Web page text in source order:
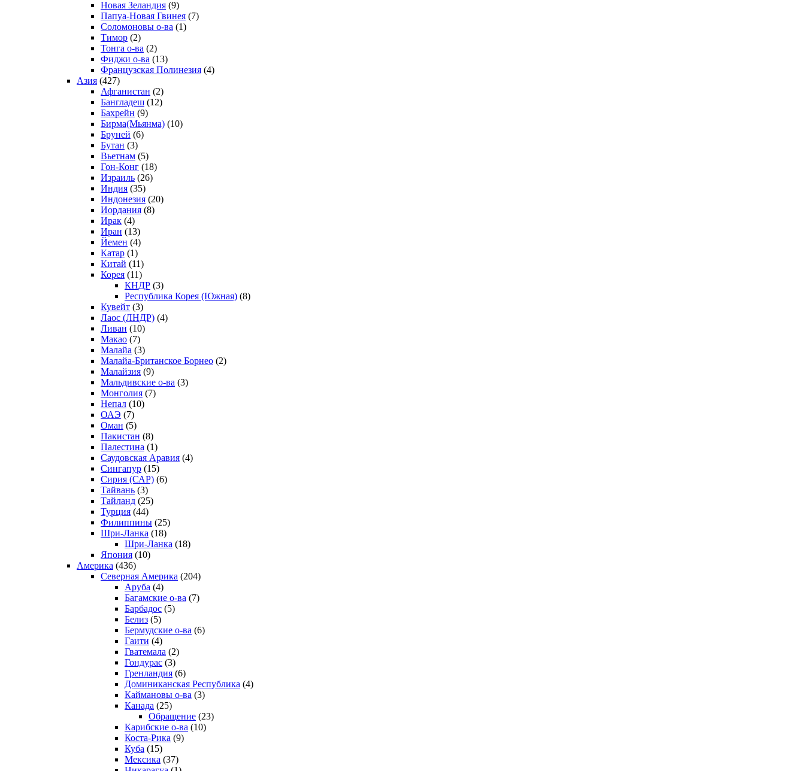
Новая Зеландия (9)
Папуа-Новая Гвинея (7)
Соломоновы о-ва (1)
Тимор (2)
Тонга о-ва (2)
Фиджи о-ва (13)
Французская Полинезия (4)
Азия (427)
Афганистан (2)
Бангладеш (12)
Бахрейн (9)
Бирма(Мьянма) (10)
Бруней (6)
Бутан (3)
Вьетнам (5)
Гон-Конг (18)
Израиль (26)
Индия (35)
Индонезия (20)
Иордания (8)
Ирак (4)
Иран (13)
Йемен (4)
Катар (1)
Китай (11)
Корея (11)
КНДР (3)
Республика Корея (Южная) (8)
Кувейт (3)
Лаос (ЛНДР) (4)
Ливан (10)
Макао (7)
Малайа (3)
Малайа-Британское Борнео (2)
Малайзия (9)
Мальдивские о-ва (3)
Монголия (7)
Непал (10)
ОАЭ (7)
Оман (5)
Пакистан (8)
Палестина (1)
Саудовская Аравия (4)
Сингапур (15)
Сирия (САР) (6)
Тайвань (3)
Тайланд (25)
Турция (44)
Филиппины (25)
Шри-Ланка (18)
Шри-Ланка (18)
Япония (10)
Америка (436)
Северная Америка (204)
Аруба (4)
Багамские о-ва (7)
Барбадос (5)
Белиз (5)
Бермудские о-ва (6)
Гаити (4)
Гватемала (2)
Гондурас (3)
Гренландия (6)
Доминиканская Республика (4)
Каймановы о-ва (3)
Канада (25)
Обращение (23)
Карибские о-ва (10)
Коста-Рика (9)
Куба (15)
Мексика (37)